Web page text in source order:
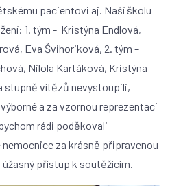
pacientovi aj. Naší školu
1. tým - Kristýna Endlová,
Eva Švihoriková, 2. tým –
Nilola Kartáková, Kristýna
stupně vítězů nevystoupili,
a za vzornou reprezentaci
rádi poděkovali
za krásně připravenou
přístup k soutěžícím.